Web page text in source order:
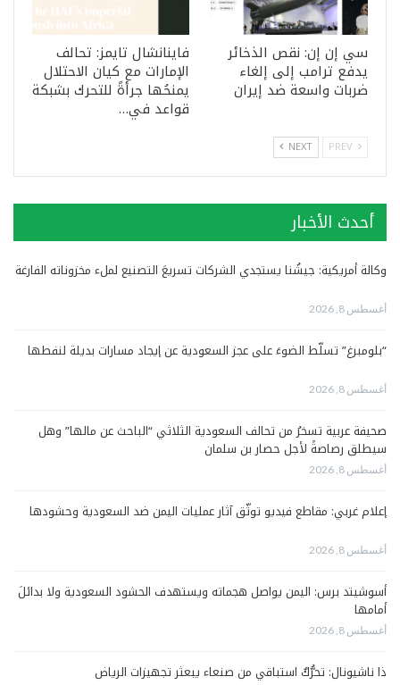
سي إن إن: نقص الذخائر
يدفع ترامب إلى إلغاء
ضربات واسعة ضد إيران
فاينانشال تايمز: تحالف
الإمارات مع كيان الاحتلال
يمنحُها جرأةً للتحرك بشبكة
قواعد في…
NEXT
أحدث الأخبار
وكالة أمريكية: جيشُنا يستجدي الشركات تسريعَ التصنيع لملء مخزوناته الفارغة
أغسطس 8, 2026
“بلومبرغ” تسلّط الضوءَ على عجز السعودية عن إيجاد مسارات بديلة لنفطها
أغسطس 8, 2026
صحيفة عربية تسخرُ من تحالف السعودية الثلاثي “الباحث عن مالها” وهل
سيطلق رصاصةً لأجل حصار بن سلمان
أغسطس 8, 2026
إعلام غربي: مقاطع فيديو توثّق آثار عمليات اليمن ضد السعودية وحشودها
أغسطس 8, 2026
أسوشيتد برس: اليمن يواصل هجماته ويستهدف الحشود السعودية ولا بدائلَ
أمامها
أغسطس 8, 2026
ذا ناشيونال: تحرُّكٌ استباقي من صنعاء يبعثر تجهيزات الرياض